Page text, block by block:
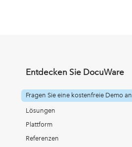
Entdecken Sie DocuWare
Fragen Sie eine kostenfreie Demo an
Lösungen
Plattform
Referenzen